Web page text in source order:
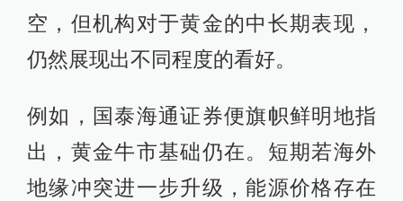
空，但机构对于黄金的中长期表现，
仍然展现出不同程度的看好。
例如，国泰海通证券便旗帜鲜明地指
出，黄金牛市基础仍在。短期若海外
地缘冲突进一步升级，能源价格存在